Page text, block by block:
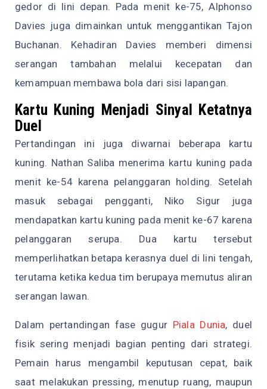
gedor di lini depan. Pada menit ke-75, Alphonso
Davies juga dimainkan untuk menggantikan Tajon
Buchanan. Kehadiran Davies memberi dimensi
serangan tambahan melalui kecepatan dan
kemampuan membawa bola dari sisi lapangan.
Kartu Kuning Menjadi Sinyal Ketatnya
Duel
Pertandingan ini juga diwarnai beberapa kartu
kuning. Nathan Saliba menerima kartu kuning pada
menit ke-54 karena pelanggaran holding. Setelah
masuk sebagai pengganti, Niko Sigur juga
mendapatkan kartu kuning pada menit ke-67 karena
pelanggaran serupa. Dua kartu tersebut
memperlihatkan betapa kerasnya duel di lini tengah,
terutama ketika kedua tim berupaya memutus aliran
serangan lawan.
Dalam pertandingan fase gugur Piala Dunia, duel
fisik sering menjadi bagian penting dari strategi.
Pemain harus mengambil keputusan cepat, baik
saat melakukan pressing, menutup ruang, maupun